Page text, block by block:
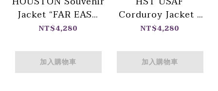
Jacket “FAR EAST
TOUR” / 日牌
賀外套
NT$4,280
加入購物車
Corduroy Jacket /
美國空軍圖騰燈芯絨外
NT$4,280
加入購物車